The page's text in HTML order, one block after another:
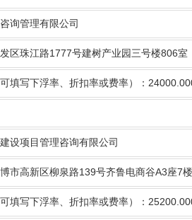
询管理有限公司
区珠江路1777号建树产业园三号楼806室
填写下浮率、折扣率或费率）：
设项目管理咨询有限公司
市高新区柳泉路139号齐鲁电商谷A3座7楼
填写下浮率、折扣率或费率）：